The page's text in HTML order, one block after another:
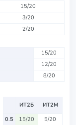
15/20
3/20
2/20
15/20
12/20
8/20
ИТ2Б
ИТ2М
0.5
15/20
5/20